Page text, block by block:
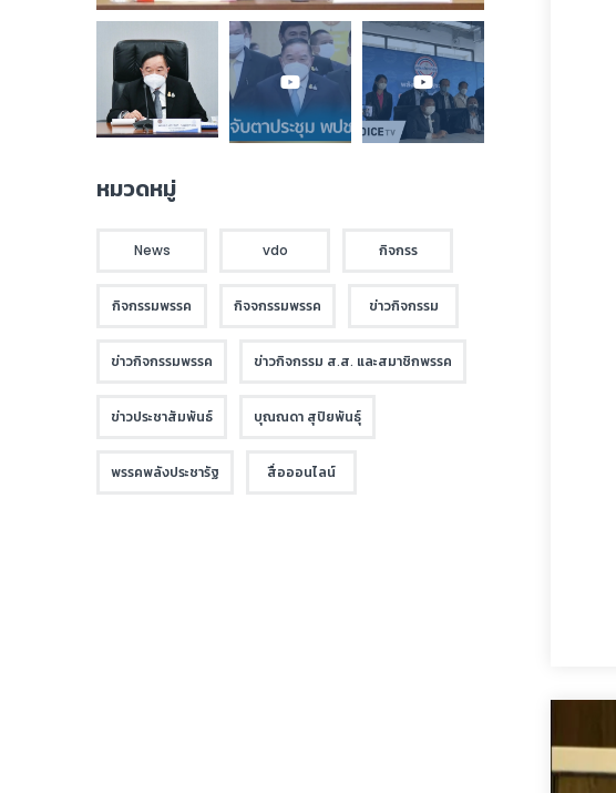
หมวดหมู่
News vdo กิจกรร
กิจกรรมพรรค กิจจกรรมพรรค ข่าวกิจกรรม
ข่าวกิจกรรมพรรค ข่าวกิจกรรม ส.ส. และสมาชิกพรรค
ข่าวประชาสัมพันธ์ บุณณดา สุปิยพันธุ์
พรรคพลังประชารัฐ สื่อออนไลน์